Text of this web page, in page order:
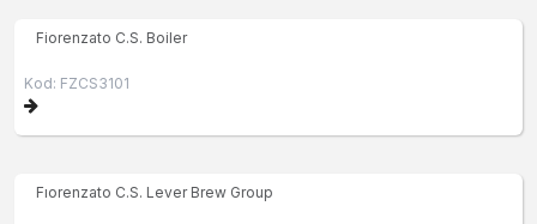
Fiorenzato C.S. Boiler
Kod: FZCS3101
Fıorenzato C.S. Lever Brew Group